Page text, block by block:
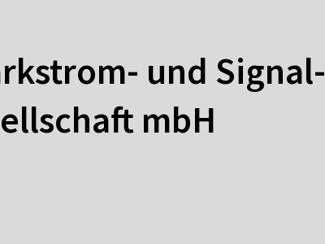
und Signal-
mbH